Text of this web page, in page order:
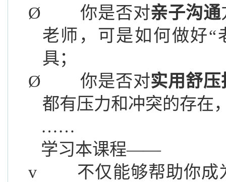
Ø
你是否对亲子沟通
老师，可是如何做好“
具；
Ø
你是否对实用舒压
都有压力和冲突的存在
……
学习本课程——
v
不仅能够帮助你成